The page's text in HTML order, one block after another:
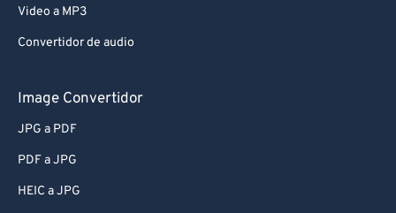
Video a MP3
Convertidor de audio
Image Convertidor
JPG a PDF
PDF a JPG
HEIC a JPG